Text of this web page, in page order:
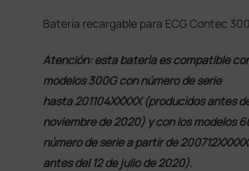
Batería recargable para ECG Contec
Atención: esta batería es compatible
modelos 300G con número de serie
hasta 201104XXXXX (producidos antes
noviembre de 2020) y con los modelos
número de serie a partir de
antes del 12 de julio de 2020).